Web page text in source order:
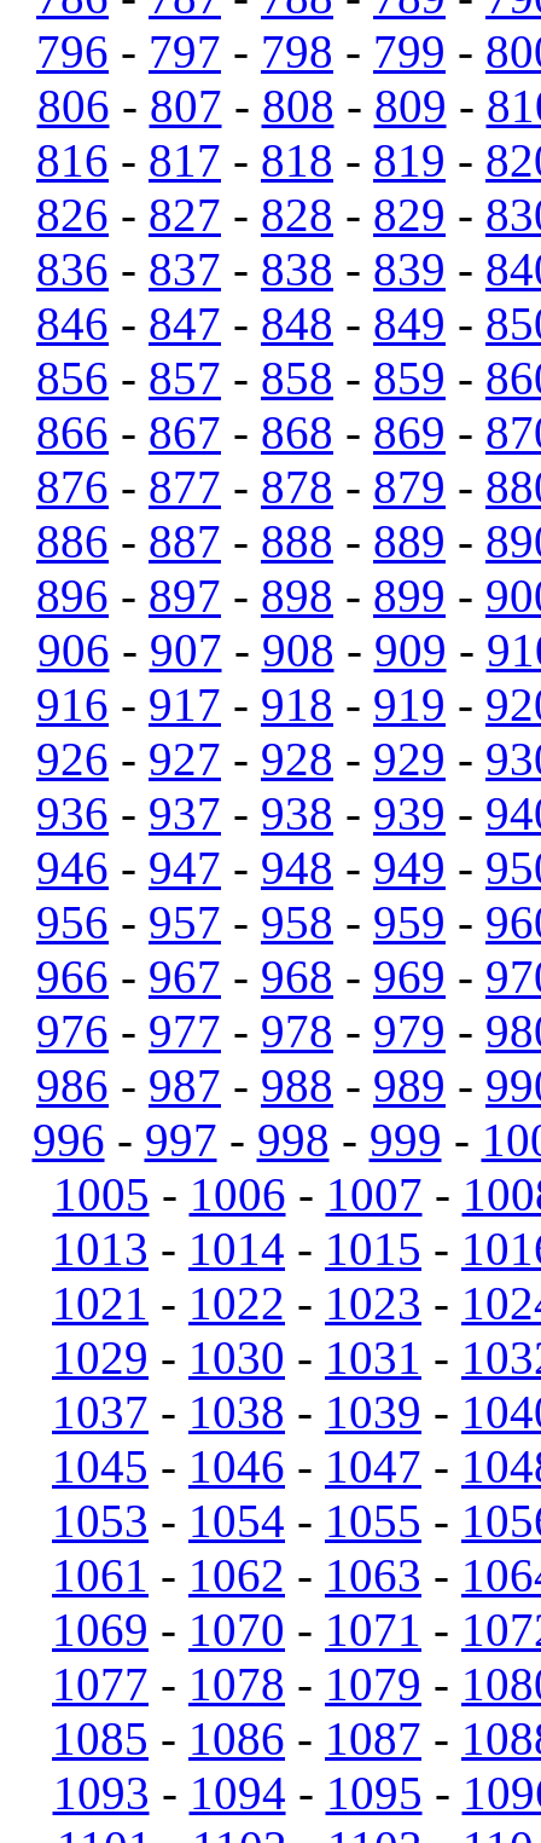
796 - 797 - 798 - 799 -
806 - 807 - 808 - 809 -
816 - 817 - 818 - 819 -
826 - 827 - 828 - 829 -
836 - 837 - 838 - 839 -
846 - 847 - 848 - 849 -
856 - 857 - 858 - 859 -
866 - 867 - 868 - 869 -
876 - 877 - 878 - 879 -
886 - 887 - 888 - 889 -
896 - 897 - 898 - 899 -
906 - 907 - 908 - 909 -
916 - 917 - 918 - 919 -
926 - 927 - 928 - 929 -
936 - 937 - 938 - 939 -
946 - 947 - 948 - 949 -
956 - 957 - 958 - 959 -
966 - 967 - 968 - 969 -
976 - 977 - 978 - 979 -
986 - 987 - 988 - 989 -
996 - 997 - 998 - 999 -
1005 - 1006 - 1007 -
1013 - 1014 - 1015 -
1021 - 1022 - 1023 -
1029 - 1030 - 1031 -
1037 - 1038 - 1039 -
1045 - 1046 - 1047 -
1053 - 1054 - 1055 -
1061 - 1062 - 1063 -
1069 - 1070 - 1071 -
1077 - 1078 - 1079 -
1085 - 1086 - 1087 -
1093 - 1094 - 1095 -